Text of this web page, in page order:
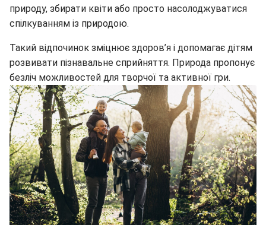
природу, збирати квіти або просто насолоджуватися
спілкуванням із природою.
Такий відпочинок зміцнює здоров’я і допомагає дітям
розвивати пізнавальне сприйняття. Природа пропонує
безліч можливостей для творчої та активної гри.